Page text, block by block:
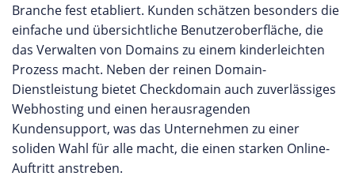
Branche fest etabliert. Kunden schätzen besonders die
einfache und übersichtliche Benutzeroberfläche, die
das Verwalten von Domains zu einem kinderleichten
Prozess macht. Neben der reinen Domain-
Dienstleistung bietet Checkdomain auch zuverlässiges
Webhosting und einen herausragenden
Kundensupport, was das Unternehmen zu einer
soliden Wahl für alle macht, die einen starken Online-
Auftritt anstreben.